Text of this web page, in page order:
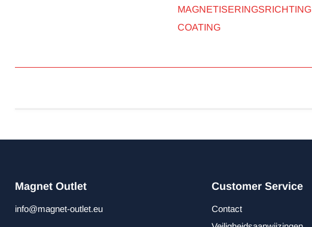
MAGNETISERINGSRICHTING
COATING
Magnet Outlet
info@magnet-outlet.eu
Customer Service
Contact